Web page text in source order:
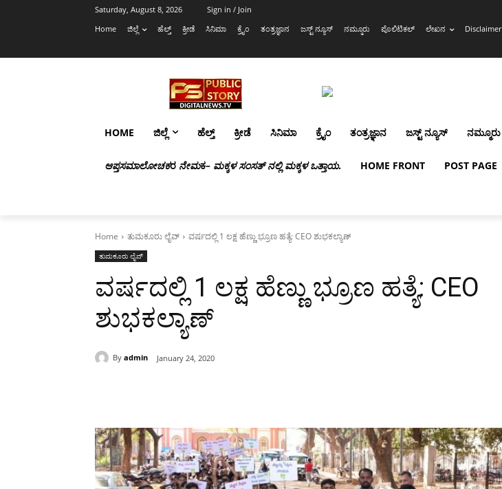
Saturday, August 8, 2026
Sign in / Join
Home
ಜಿಲ್ಲೆ ಹೆಲ್ತ್ ಕ್ರೀಡೆ ಸಿನಿಮಾ ಕ್ರೈಂ ತಂತ್ರಜ್ಞಾನ ಜಸ್ಟ್ ನ್ಯೂಸ್ ನಮ್ಮೂರು ಪೊಲಿಟಿಕಲ್ ಲೇಖನ Disclaimer
HOME ಜಿಲ್ಲೆ ಹೆಲ್ತ್ ಕ್ರೀಡೆ ಸಿನಿಮಾ ಕ್ರೈಂ ತಂತ್ರಜ್ಞಾನ ಜಸ್ಟ್ ನ್ಯೂಸ್ ನಮ್ಮೂರು
ಆಪ್ತಸಮಾಲೋಚಕರ ನೇಮಕ– ಮಕ್ಕಳ ಸಂಸತ್ ನಲ್ಲಿ ಮಕ್ಕಳ ಒತ್ತಾಯ. HOME FRONT POST PAGE
Home ತುಮಕೂರು ಲೈವ್ ವರ್ಷದಲ್ಲಿ 1 ಲಕ್ಷ ಹೆಣ್ಣು ಭ್ರೂಣ ಹತ್ಯೆ: CEO ಶುಭಕಲ್ಯಾಣ್
ತುಮಕೂರು ಲೈವ್
ವರ್ಷದಲ್ಲಿ 1 ಲಕ್ಷ ಹೆಣ್ಣು ಭ್ರೂಣ ಹತ್ಯೆ: CEO
ಶುಭಕಲ್ಯಾಣ್
By admin January 24, 2020